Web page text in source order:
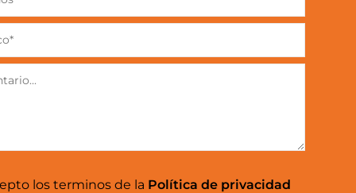
los terminos de la Política de privacidad